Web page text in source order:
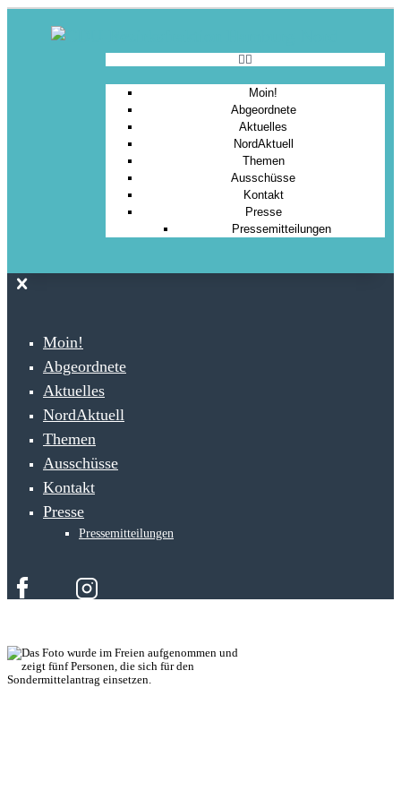
Moin!
Abgeordnete
Aktuelles
NordAktuell
Themen
Ausschüsse
Kontakt
Presse
Pressemitteilungen
Moin!
Abgeordnete
Aktuelles
NordAktuell
Themen
Ausschüsse
Kontakt
Presse
Pressemitteilungen